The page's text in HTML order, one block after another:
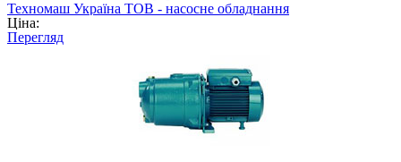
Техномаш Україна ТОВ - насосне обладнання
Ціна:
Перегляд